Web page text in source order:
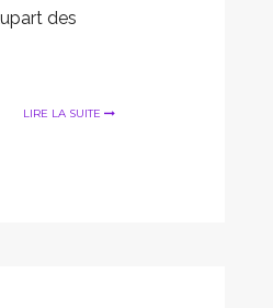
des
LIRE LA SUITE